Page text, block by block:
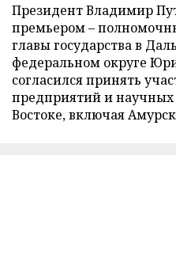
Президент Владимир
премьером –
главы государства в
федеральном округе
согласился принять
предприятий и
Востоке, включая